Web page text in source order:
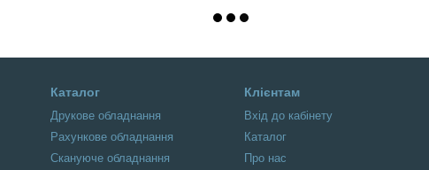
Каталог
Друкове обладнання
Рахункове обладнання
Скануюче обладнання
Клієнтам
Вхід до кабінету
Каталог
Про нас